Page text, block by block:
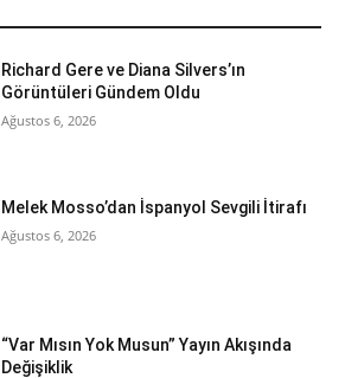
Richard Gere ve Diana Silvers’ın
Görüntüleri Gündem Oldu
Ağustos 6, 2026
Melek Mosso’dan İspanyol Sevgili İtirafı
Ağustos 6, 2026
“Var Mısın Yok Musun” Yayın Akışında
Değişiklik